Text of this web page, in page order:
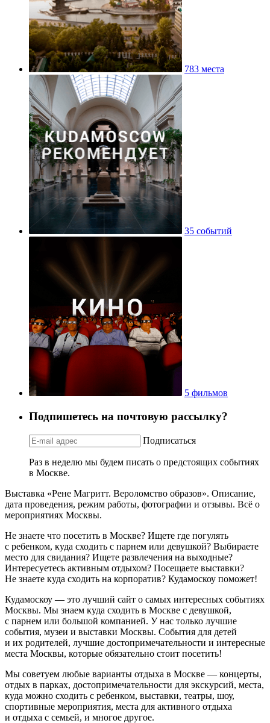
783 места
35 событий
5 фильмов
Подпишетесь на почтовую рассылку?
Подписаться
Раз в неделю мы будем писать о предстоящих событиях
в Москве.
Выставка «Рене Магритт. Вероломство образов». Описание,
дата проведения, режим работы, фотографии и отзывы. Всё о
мероприятиях Москвы.
Не знаете что посетить в Москве? Ищете где погулять
с ребенком, куда сходить с парнем или девушкой? Выбираете
место для свидания? Ищете развлечения на выходные?
Интересуетесь активным отдыхом? Посещаете выставки?
Не знаете куда сходить на корпоратив? Кудамоскоу поможет!
Кудамоскоу — это лучший сайт о самых интересных событиях
Москвы. Мы знаем куда сходить в Москве с девушкой,
с парнем или большой компанией. У нас только лучшие
события, музеи и выставки Москвы. События для детей
и их родителей, лучшие достопримечательности и интересные
места Москвы, которые обязательно стоит посетить!
Мы советуем любые варианты отдыха в Москве — концерты,
отдых в парках, достопримечательности для экскурсий, места,
куда можно сходить с ребенком, выставки, театры, шоу,
спортивные мероприятия, места для активного отдыха
и отдыха с семьей, и многое другое.